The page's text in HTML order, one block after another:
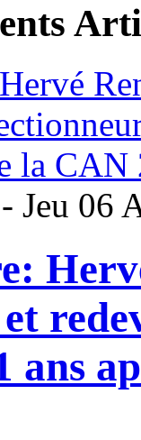
Jeu 06
ans